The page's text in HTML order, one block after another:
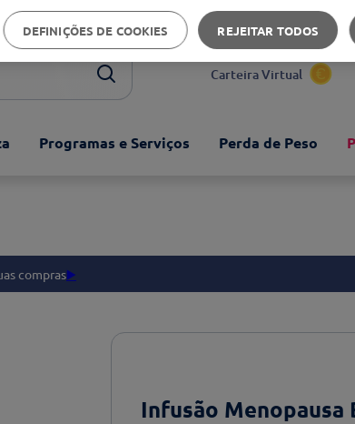
Carteira Virtual
Programas e Serviços Perda de Peso
compras▶️
Infusão Menopausa
DEFINIÇÕES DE COOKIES REJEITAR TODOS